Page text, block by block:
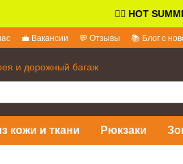
👉🏻 HOT
💼 Вакансии 💬 Отзывы 📚 Блог с
и дорожный багаж
кожи и ткани Рюкзаки